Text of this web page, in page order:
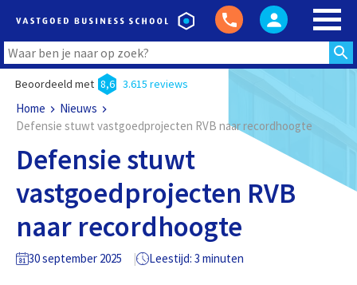
Beoordeeld met 8,6 3.615 reviews
Home
Nieuws
Defensie stuwt vastgoedprojecten RVB naar recordhoogte
Defensie stuwt
vastgoedprojecten RVB
naar recordhoogte
30 september 2025 Leestijd: 3 minuten